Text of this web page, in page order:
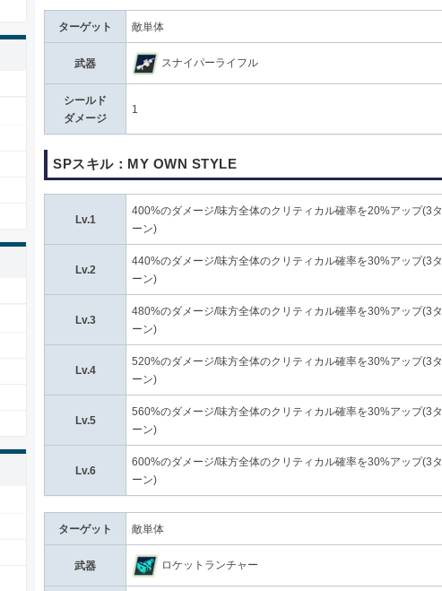
ターゲット 敵単体
武器 スナイパーライフル
シールド
ダメージ
1
SPスキル：MY OWN STYLE
Lv.1
400%のダメージ/味方全体のクリティカル確率を20%アップ(3タ
ーン)
Lv.2
440%のダメージ/味方全体のクリティカル確率を30%アップ(3タ
ーン)
Lv.3
480%のダメージ/味方全体のクリティカル確率を30%アップ(3タ
ーン)
Lv.4
520%のダメージ/味方全体のクリティカル確率を30%アップ(3タ
ーン)
Lv.5
560%のダメージ/味方全体のクリティカル確率を30%アップ(3タ
ーン)
Lv.6
600%のダメージ/味方全体のクリティカル確率を30%アップ(3タ
ーン)
ターゲット 敵単体
武器 ロケットランチャー